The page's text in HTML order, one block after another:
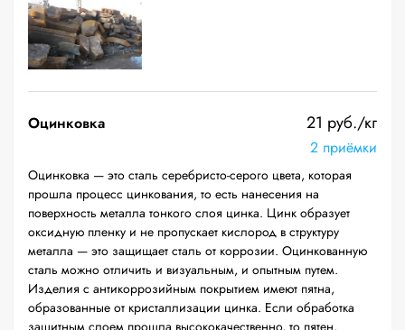
Оцинковка 21 руб./кг
2 приёмки
Оцинковка — это сталь серебристо-серого цвета, которая
прошла процесс цинкования, то есть нанесения на
поверхность металла тонкого слоя цинка. Цинк образует
оксидную пленку и не пропускает кислород в структуру
металла — это защищает сталь от коррозии. Оцинкованную
сталь можно отличить и визуальным, и опытным путем.
Изделия с антикоррозийным покрытием имеют пятна,
образованные от кристаллизации цинка. Если обработка
защитным слоем прошла высококачественно, то пятен,